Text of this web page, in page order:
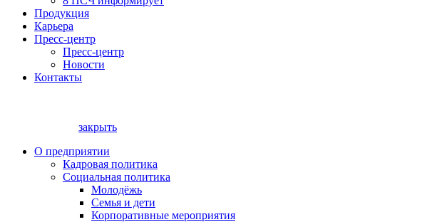
Продукция
Карьера
Пресс-центр
Пресс-центр
Новости
Контакты
закрыть
О предприятии
Кадровая политика
Социальная политика
Молодёжь
Семья и дети
Корпоративные мероприятия